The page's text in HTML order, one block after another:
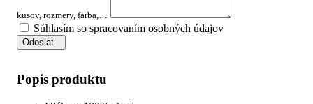
kusov, rozmery, farba,…
Súhlasím so spracovaním osobných údajov
Odoslať
Popis produktu